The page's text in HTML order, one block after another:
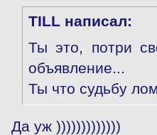
TILL написал:
Ты это, потри
объявление...
Ты что судьбу
Да уж )))))))))))))